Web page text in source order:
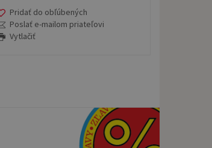
Pridať do obľúbených
Poslať e-mailom priateľovi
Vytlačiť